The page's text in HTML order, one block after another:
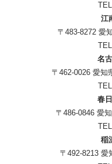
TEL
江
〒483-8272 愛
TEL
名
〒462-0026 愛知
TEL
春
〒486-0846 愛
TEL
稲
〒492-8213 愛